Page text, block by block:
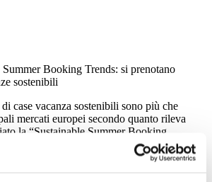
Booking Trends: si prenotano
sostenibili
case vacanza sostenibili sono più che
mercati europei secondo quanto rileva
la “Sustainable Summer Booking